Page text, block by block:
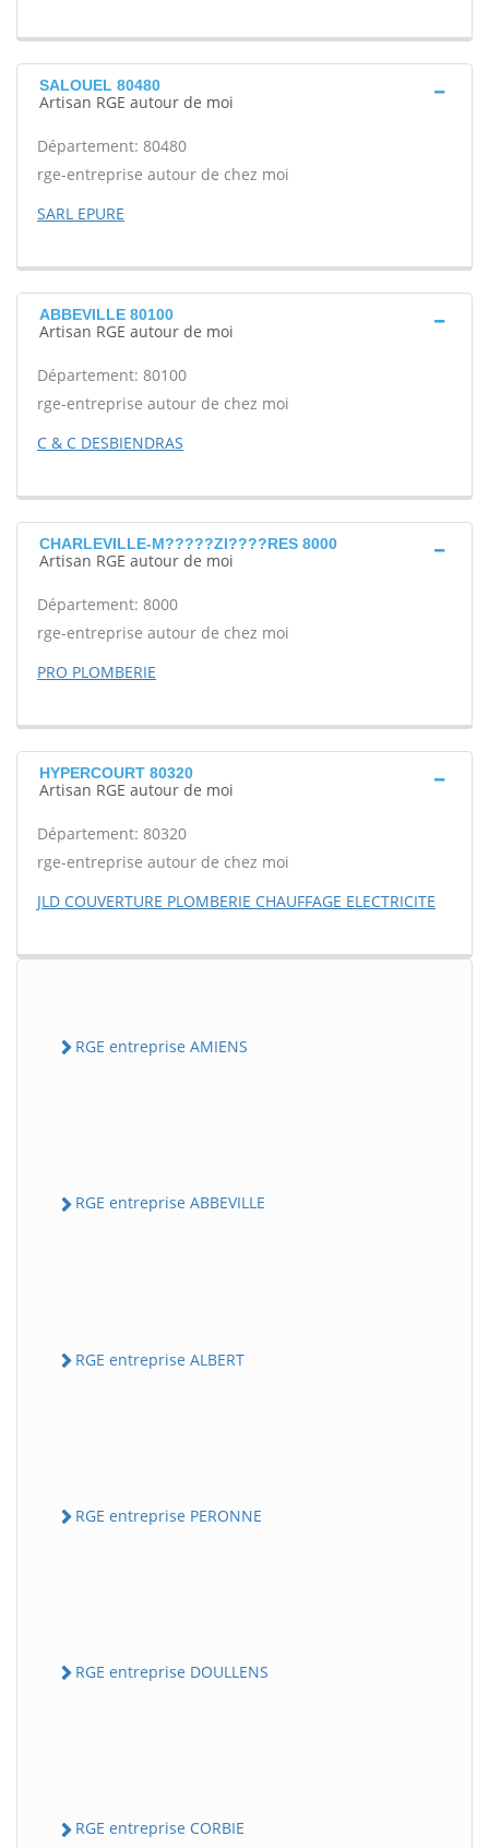
SALOUEL 80480
Artisan RGE autour de moi
Département: 80480
rge-entreprise autour de chez moi
SARL EPURE
ABBEVILLE 80100
Artisan RGE autour de moi
Département: 80100
rge-entreprise autour de chez moi
C & C DESBIENDRAS
CHARLEVILLE-M?????ZI????RES 8000
Artisan RGE autour de moi
Département: 8000
rge-entreprise autour de chez moi
PRO PLOMBERIE
HYPERCOURT 80320
Artisan RGE autour de moi
Département: 80320
rge-entreprise autour de chez moi
JLD COUVERTURE PLOMBERIE CHAUFFAGE ELECTRICITE
RGE entreprise AMIENS
RGE entreprise ABBEVILLE
RGE entreprise ALBERT
RGE entreprise PERONNE
RGE entreprise DOULLENS
RGE entreprise CORBIE